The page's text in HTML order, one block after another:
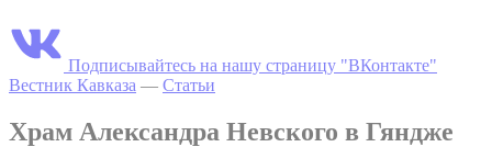
Подписывайтесь на нашу страницу "ВКонтакте"
Вестник Кавказа — Статьи
Храм Александра Невского в Гяндже